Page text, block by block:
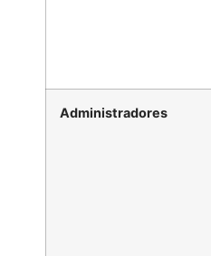
Administradores